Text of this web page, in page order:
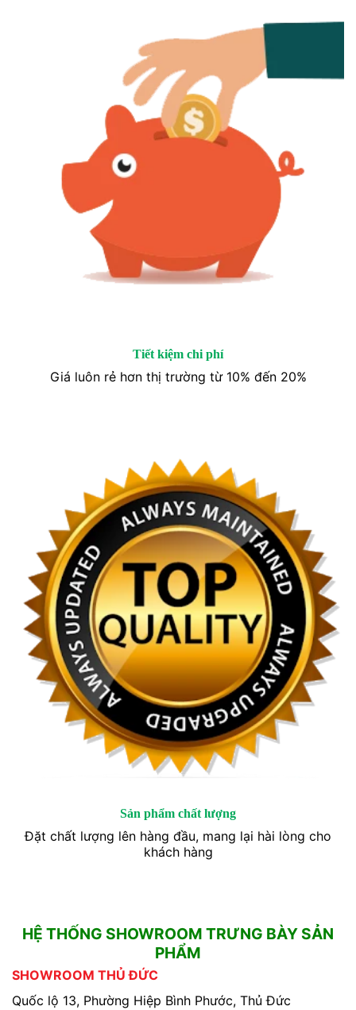
Tiết kiệm chi phí
Giá luôn rẻ hơn thị trường từ 10% đến 20%
Sản phẩm chất lượng
Đặt chất lượng lên hàng đầu, mang lại hài lòng cho
khách hàng
HỆ THỐNG SHOWROOM TRƯNG BÀY SẢN
PHẨM
SHOWROOM THỦ ĐỨC
Quốc lộ 13, Phường Hiệp Bình Phước, Thủ Đức